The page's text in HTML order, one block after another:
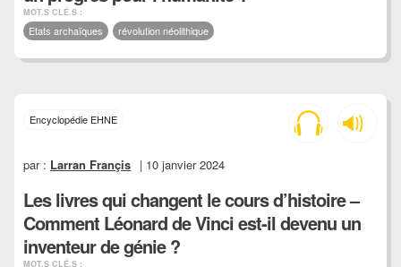
MOT.S CLÉ.S :
Etats archaïques révolution néolithique
Encyclopédie EHNE
par : Larran Françis | 10 janvier 2024
Les livres qui changent le cours d’histoire –
Comment Léonard de Vinci est-il devenu un
inventeur de génie ?
MOT.S CLÉ.S :